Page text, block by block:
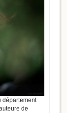
département
de